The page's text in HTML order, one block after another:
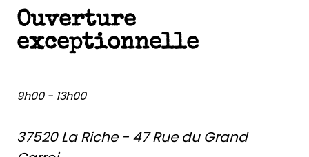
Points de vente
Blog
Ouverture
exceptionnelle
9h00 - 13h00
37520 La Riche - 47 Rue du Grand